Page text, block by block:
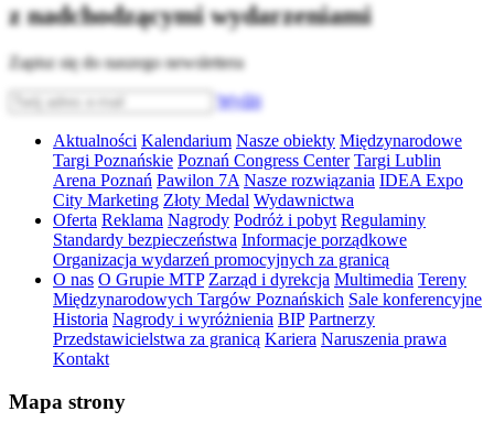
z nadchodzącymi wydarzeniami
Zapisz się do naszego newslettera
Wyślij
Aktualności Kalendarium Nasze obiekty Międzynarodowe
Targi Poznańskie Poznań Congress Center Targi Lublin
Arena Poznań Pawilon 7A Nasze rozwiązania IDEA Expo
City Marketing Złoty Medal Wydawnictwa
Oferta Reklama Nagrody Podróż i pobyt Regulaminy
Standardy bezpieczeństwa Informacje porządkowe
Organizacja wydarzeń promocyjnych za granicą
O nas O Grupie MTP Zarząd i dyrekcja Multimedia Tereny
Międzynarodowych Targów Poznańskich Sale konferencyjne
Historia Nagrody i wyróżnienia BIP Partnerzy
Przedstawicielstwa za granicą Kariera Naruszenia prawa
Kontakt
Mapa strony